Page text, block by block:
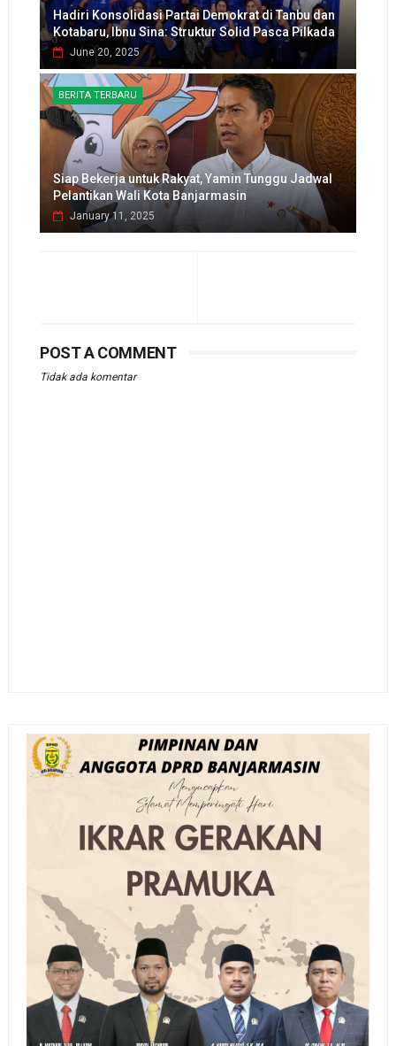
Hadiri Konsolidasi Partai Demokrat di Tanbu dan
Kotabaru, Ibnu Sina: Struktur Solid Pasca Pilkada
June 20, 2025
BERITA TERBARU
Siap Bekerja untuk Rakyat, Yamin Tunggu Jadwal
Pelantikan Wali Kota Banjarmasin
January 11, 2025
POST A COMMENT
Tidak ada komentar